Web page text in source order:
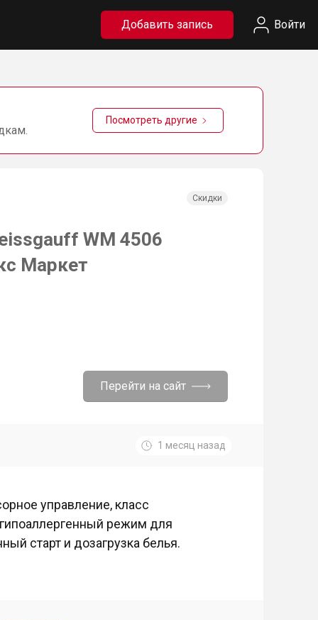
Добавить запись Войти
Посмотреть другие
Скидки
WM 4506
Маркет
Перейти на сайт
1 месяц назад
управление, класс
режим для
старт и дозагрузка белья.